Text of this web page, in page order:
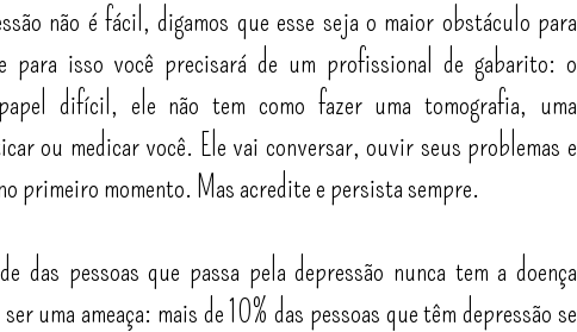
não é fácil, digamos que esse seja o maior obstáculo para
para isso você precisará de um profissional de gabarito: o
difícil, ele não tem como fazer uma tomografia, uma
ou medicar você. Ele vai conversar, ouvir seus problemas e
primeiro momento. Mas acredite e persista sempre.
das pessoas que passa pela depressão nunca tem a doença
uma ameaça: mais de 10% das pessoas que têm depressão se